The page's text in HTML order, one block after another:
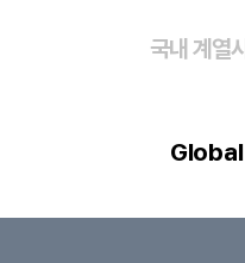
국내 계열